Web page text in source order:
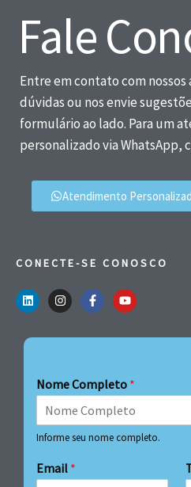
Fale
Entre em contato com nossos
dúvidas ou nos envie
formulário ao lado. Para um
personalizado via WhatsApp,
Atendimento
CONECTE-SE CONOSCO
Nome Completo *
Informe seu nome completo.
Email *